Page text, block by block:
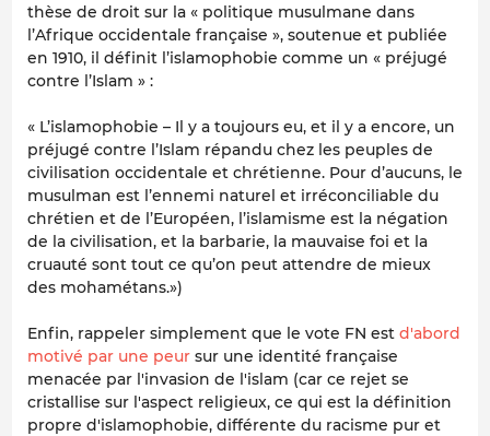
thèse de droit sur la « politique musulmane dans
l’Afrique occidentale française », soutenue et publiée
en 1910, il définit l’islamophobie comme un « préjugé
contre l’Islam » :
« L’islamophobie – Il y a toujours eu, et il y a encore, un
préjugé contre l’Islam répandu chez les peuples de
civilisation occidentale et chrétienne. Pour d’aucuns, le
musulman est l’ennemi naturel et irréconciliable du
chrétien et de l’Européen, l’islamisme est la négation
de la civilisation, et la barbarie, la mauvaise foi et la
cruauté sont tout ce qu’on peut attendre de mieux
des mohamétans.»)
Enfin, rappeler simplement que le vote FN est d'abord
motivé par une peur sur une identité française
menacée par l'invasion de l'islam (car ce rejet se
cristallise sur l'aspect religieux, ce qui est la définition
propre d'islamophobie, différente du racisme pur et